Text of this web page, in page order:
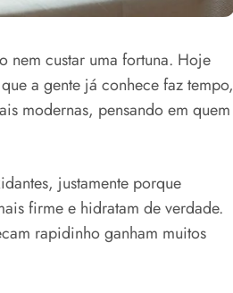
nem custar uma fortuna. Hoje
a gente já conhece faz tempo,
modernas, pensando em quem
justamente porque
firme e hidratam de verdade.
rapidinho ganham muitos